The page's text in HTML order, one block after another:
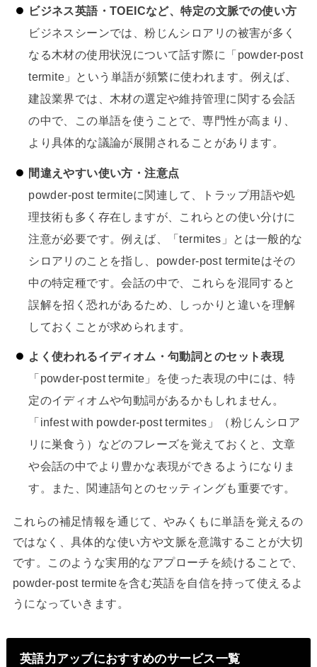
ビジネス英語・TOEICなど、特定の文脈での使い方
ビジネスシーンでは、粉じんシロアリの被害が多く
なる木材の使用状況について話す際に「powder-post
termite」という単語が頻繁に使われます。例えば、
建設業界では、木材の選定や維持管理に関する会話
の中で、この単語を使うことで、専門性が高まり、
より具体的な議論が展開されることがあります。
間違えやすい使い方・注意点
powder-post termiteに関連して、トラップ用語や処
理技術も多く存在しますが、これらとの使い分けに
注意が必要です。例えば、「termites」とは一般的な
シロアリのことを指し、powder-post termiteはその
中の特定種です。会話の中で、これらを混同すると
誤解を招く恐れがあるため、しっかりと違いを理解
しておくことが求められます。
よく使われるイディオム・句動詞とのセット表現
「powder-post termite」を使った表現の中には、特
定のイディオムや句動詞があるかもしれません。
「infest with powder-post termites」（粉じんシロア
リに巣食う）などのフレーズを覚えておくと、文章
や会話の中でより豊かな表現ができるようになりま
す。また、関連語句とのセッティングも重要です。
これらの補足情報を通じて、やみくもに単語を覚えるの
ではなく、具体的な使い方や文脈を意識することが大切
です。このような実用的なアプローチを続けることで、
powder-post termiteを含む英語を自信を持って使えるよ
うになっていきます。
英語力アップにおすすめのサービス一覧